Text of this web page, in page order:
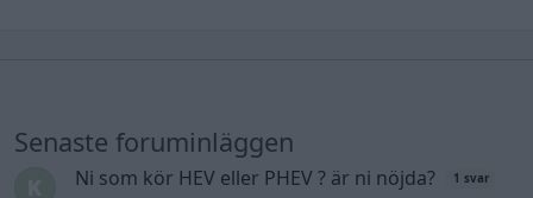
Senaste foruminläggen
Ni som kör HEV eller PHEV ? är ni nöjda? 1 svar